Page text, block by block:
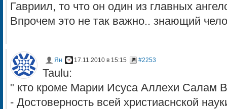
Гавриил, то что он один из главных
Впрочем это не так важно.. знающий
Ян 17.11.2010 в 15:15 #2253
Taulu:
" кто кроме Марии Исуса Аллехи Салам
- Достоверность всей христиаснской